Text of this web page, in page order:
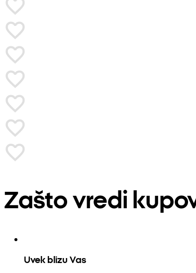
Zašto vredi
Uvek blizu Vas